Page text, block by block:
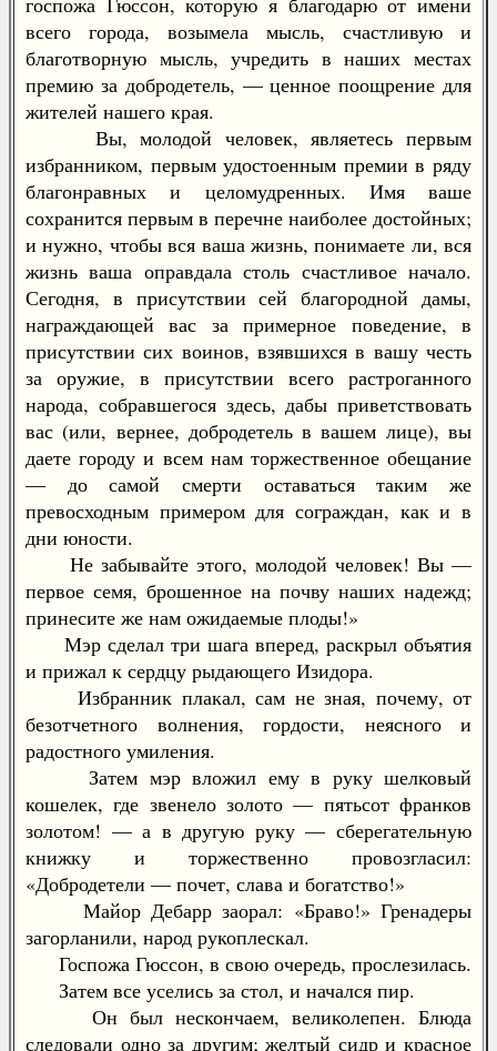
всего города, возымела мысль, счастливую и
благотворную мысль, учредить в наших местах
премию за добродетель, — ценное поощрение для
жителей нашего края.
Вы, молодой человек, являетесь первым
избранником, первым удостоенным премии в ряду
благонравных и целомудренных. Имя ваше
сохранится первым в перечне наиболее достойных;
и нужно, чтобы вся ваша жизнь, понимаете ли, вся
жизнь ваша оправдала столь счастливое начало.
Сегодня, в присутствии сей благородной дамы,
награждающей вас за примерное поведение, в
присутствии сих воинов, взявшихся в вашу честь
за оружие, в присутствии всего растроганного
народа, собравшегося здесь, дабы приветствовать
вас (или, вернее, добродетель в вашем лице), вы
даете городу и всем нам торжественное обещание
— до самой смерти оставаться таким же
превосходным примером для сограждан, как и в
дни юности.
Не забывайте этого, молодой человек! Вы —
первое семя, брошенное на почву наших надежд;
принесите же нам ожидаемые плоды!»
Мэр сделал три шага вперед, раскрыл объятия
и прижал к сердцу рыдающего Изидора.
Избранник плакал, сам не зная, почему, от
безотчетного волнения, гордости, неясного и
радостного умиления.
Затем мэр вложил ему в руку шелковый
кошелек, где звенело золото — пятьсот франков
золотом! — а в другую руку — сберегательную
книжку и торжественно провозгласил:
«Добродетели — почет, слава и богатство!»
Майор Дебарр заорал: «Браво!» Гренадеры
загорланили, народ рукоплескал.
Госпожа Гюссон, в свою очередь, прослезилась.
Затем все уселись за стол, и начался пир.
Он был нескончаем, великолепен. Блюда
следовали одно за другим; желтый сидр и красное